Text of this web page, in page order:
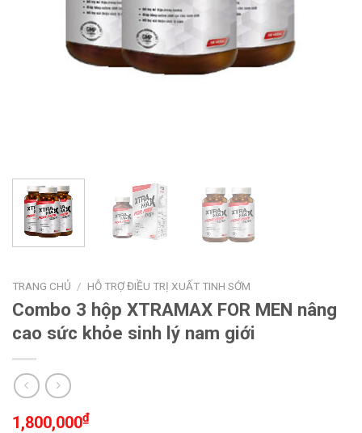
TRANG CHỦ / HỖ TRỢ ĐIỀU TRỊ XUẤT TINH SỚM
Combo 3 hộp XTRAMAX FOR MEN nâng
cao sức khỏe sinh lý nam giới
1,800,000₫